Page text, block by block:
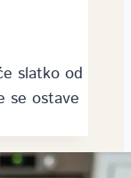
slatko od
se ostave